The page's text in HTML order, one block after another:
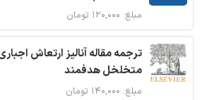
مبلغ: ۱۲۰,۰۰۰ تومان
ترجمه مقاله آنالیز ارتعاش
متخلخل هدفمند
مبلغ: ۱۴۰,۰۰۰ تومان